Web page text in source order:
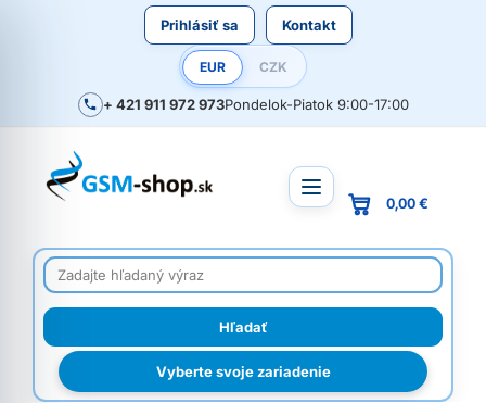
Prihlásiť sa Kontakt
EUR CZK
+ 421 911 972 973Pondelok-Piatok 9:00-17:00
Vyberte svoje zariadenie
0,00 €